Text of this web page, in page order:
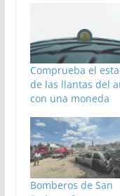
Comprueba el
de las llantas del
con una moneda
Bomberos de San